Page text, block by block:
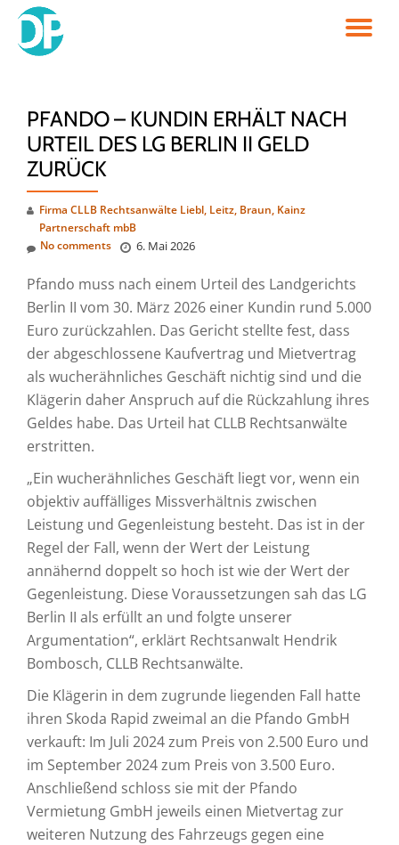
Skip
PFANDO – KUNDIN ERHÄLT NACH
URTEIL DES LG BERLIN II GELD
ZURÜCK
Firma CLLB Rechtsanwälte Liebl, Leitz, Braun, Kainz
Partnerschaft mbB
6. Mai 2026
No comments
Pfando muss nach einem Urteil des Landgerichts
Berlin II vom 30. März 2026 einer Kundin rund 5.000
Euro zurückzahlen. Das Gericht stellte fest, dass
der abgeschlossene Kaufvertrag und Mietvertrag
als wucherähnliches Geschäft nichtig sind und die
Klägerin daher Anspruch auf die Rückzahlung ihres
Geldes habe. Das Urteil hat CLLB Rechtsanwälte
erstritten.
„Ein wucherähnliches Geschäft liegt vor, wenn ein
objektiv auffälliges Missverhältnis zwischen
Leistung und Gegenleistung besteht. Das ist in der
Regel der Fall, wenn der Wert der Leistung
annähernd doppelt so hoch ist wie der Wert der
Gegenleistung. Diese Voraussetzungen sah das LG
Berlin II als erfüllt an und folgte unserer
Argumentation“, erklärt Rechtsanwalt Hendrik
Bombosch, CLLB Rechtsanwälte.
Die Klägerin in dem zugrunde liegenden Fall hatte
ihren Skoda Rapid zweimal an die Pfando GmbH
verkauft: Im Juli 2024 zum Preis von 2.500 Euro und
im September 2024 zum Preis von 3.500 Euro.
Anschließend schloss sie mit der Pfando
Vermietung GmbH jeweils einen Mietvertag zur
weiteren Nutzung des Fahrzeugs gegen eine